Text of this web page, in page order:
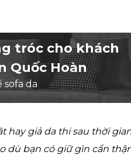
tróc cho khách
Quốc Hoàn
sofa da
hay giả da thi sau thời
dù bạn có giữ gìn cẩn